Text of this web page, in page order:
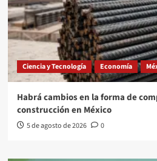
Ciencia y Tecnología Economía
Habrá cambios en la forma de
construcción en México
5 de agosto de 2026 0